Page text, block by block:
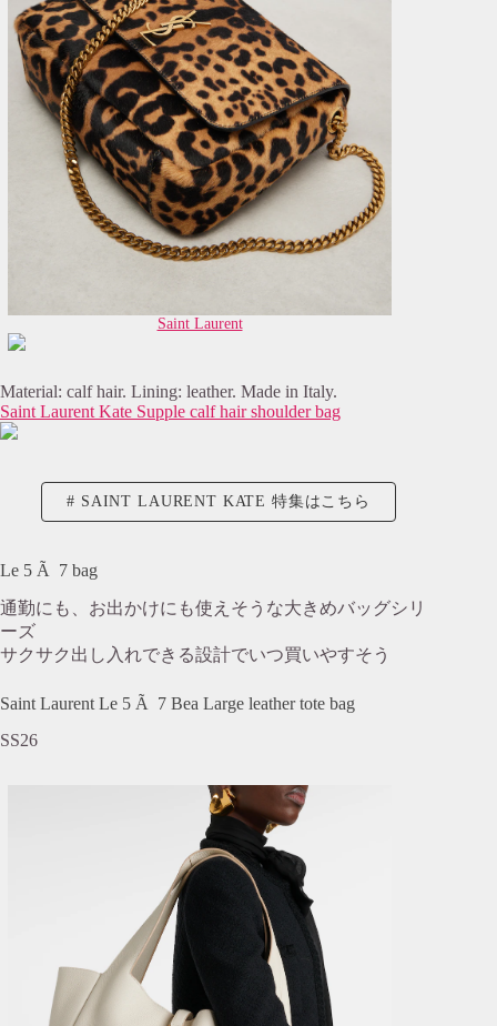
Saint Laurent
Material: calf hair. Lining: leather. Made in Italy.
Saint Laurent Kate Supple calf hair shoulder bag
SAINT LAURENT KATE 特集はこちら
Le 5 Ã 7 bag
通勤にも、お出かけにも使えそうな大きめバッグシリ
ーズ
サクサク出し入れできる設計でいつ買いやすそう
Saint Laurent Le 5 Ã 7 Bea Large leather tote bag
SS26